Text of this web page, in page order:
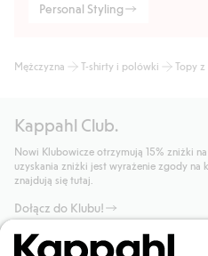
Personal Styling
Mężczyzna T-shirty i polówki Topy
Kappahl Club.
Nowi Klubowicze otrzymują 15% zniżki
uzyskania zniżki jest wyrażenie zgody na
znajdują się tutaj.
Dołącz do Klubu!